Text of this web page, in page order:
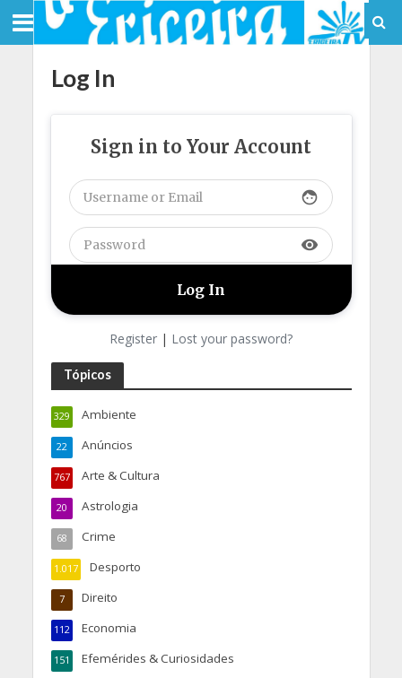
Log In
Sign in to Your Account
face
visibility
Register | Lost your password?
Tópicos
Ambiente
329
Anúncios
22
Arte & Cultura
767
Astrologia
20
Crime
68
Desporto
1.017
Direito
7
Economia
112
Efemérides & Curiosidades
151